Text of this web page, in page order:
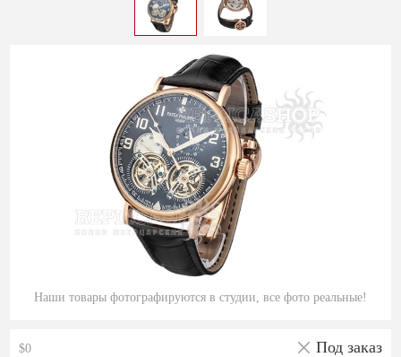
Наши товары фотографируются в студии, все фото реальные!
$0 Под заказ